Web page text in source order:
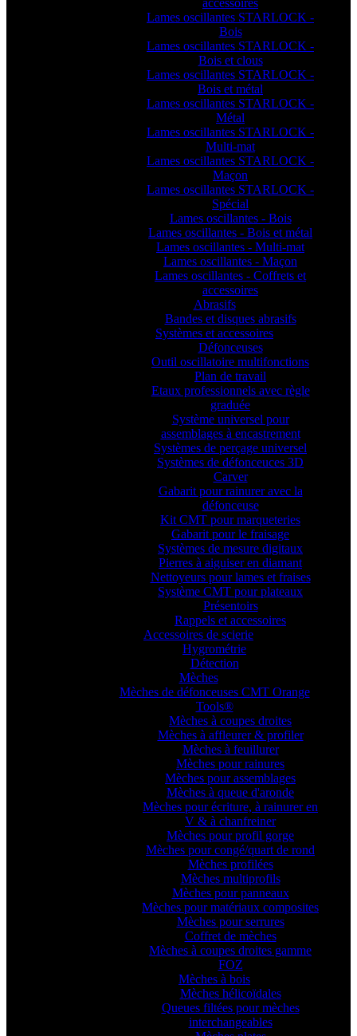
accessoires
Lames oscillantes STARLOCK -
Bois
Lames oscillantes STARLOCK -
Bois et clous
Lames oscillantes STARLOCK -
Bois et métal
Lames oscillantes STARLOCK -
Métal
Lames oscillantes STARLOCK -
Multi-mat
Lames oscillantes STARLOCK -
Maçon
Lames oscillantes STARLOCK -
Spécial
Lames oscillantes - Bois
Lames oscillantes - Bois et métal
Lames oscillantes - Multi-mat
Lames oscillantes - Maçon
Lames oscillantes - Coffrets et
accessoires
Abrasifs
Bandes et disques abrasifs
Systèmes et accessoires
Défonceuses
Outil oscillatoire multifonctions
Plan de travail
Etaux professionnels avec règle
graduée
Système universel pour
assemblages à encastrement
Systèmes de perçage universel
Systèmes de défonceuces 3D
Carver
Gabarit pour rainurer avec la
défonceuse
Kit CMT pour marqueteries
Gabarit pour le fraisage
Systèmes de mesure digitaux
Pierres à aiguiser en diamant
Nettoyeurs pour lames et fraises
Système CMT pour plateaux
Présentoirs
Rappels et accessoires
Accessoires de scierie
Hygrométrie
Détection
Mèches
Mèches de défonceuses CMT Orange
Tools®
Mèches à coupes droites
Mèches à affleurer & profiler
Mèches à feuillurer
Mèches pour rainures
Mèches pour assemblages
Mèches à queue d'aronde
Mèches pour écriture, à rainurer en
V & à chanfreiner
Mèches pour profil gorge
Mèches pour congé/quart de rond
Mèches profilées
Mèches multiprofils
Mèches pour panneaux
Mèches pour matériaux composites
Mèches pour serrures
Coffret de mèches
Mèches à coupes droites gamme
FOZ
Mèches à bois
Mèches hélicoïdales
Queues filtées pour mèches
interchangeables